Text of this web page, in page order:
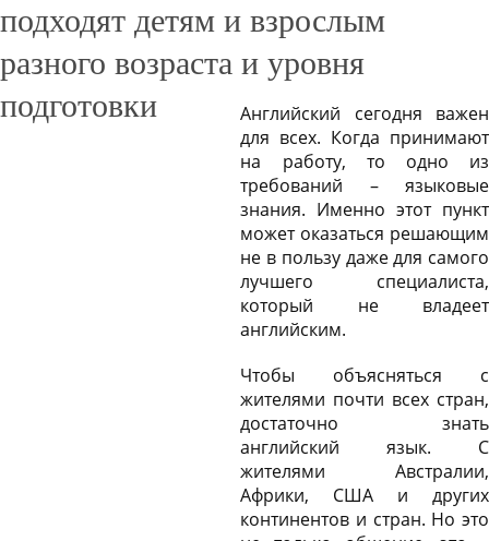
подходят детям и взрослым
разного возраста и уровня
подготовки
Английский сегодня важен
для всех. Когда принимают
на работу, то одно из
требований – языковые
знания. Именно этот пункт
может оказаться решающим
не в пользу даже для самого
лучшего специалиста,
который не владеет
английским.
Чтобы объясняться с
жителями почти всех стран,
достаточно знать
английский язык. С
жителями Австралии,
Африки, США и других
континентов и стран. Но это